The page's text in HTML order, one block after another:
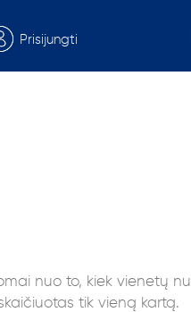
Prisijungti
nuo to, kiek vienetų
tik vieną kartą.